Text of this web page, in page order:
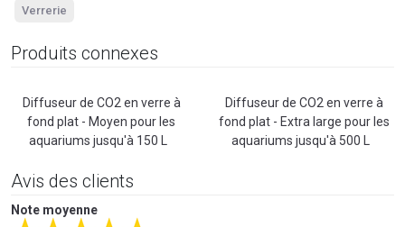
Avis des clients
Note moyenne
Verrerie
Produits connexes
Diffuseur de CO2 en verre à
fond plat - Moyen pour les
aquariums jusqu'à 150 L
Diffuseur de CO2 en verre à
fond plat - Extra large pour les
aquariums jusqu'à 500 L